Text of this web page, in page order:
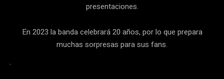
presentaciones.
En 2023 la banda celebrará 20 años, por lo que prepara
muchas sorpresas para sus fans.